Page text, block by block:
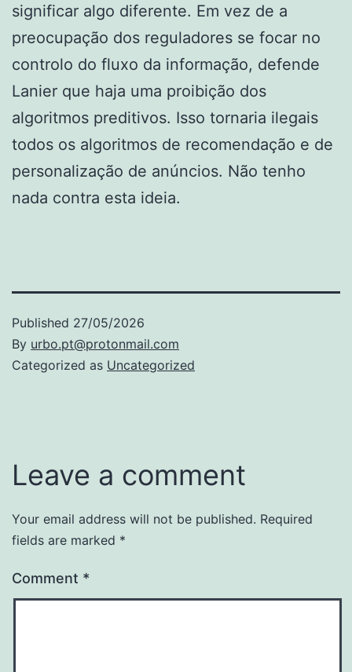
significar algo diferente. Em vez de a
preocupação dos reguladores se focar no
controlo do fluxo da informação, defende
Lanier que haja uma proibição dos
algoritmos preditivos. Isso tornaria ilegais
todos os algoritmos de recomendação e de
personalização de anúncios. Não tenho
nada contra esta ideia.
Published 27/05/2026
By urbo.pt@protonmail.com
Categorized as Uncategorized
Leave a comment
Your email address will not be published. Required
fields are marked *
Comment *